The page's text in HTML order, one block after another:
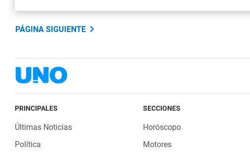
PÁGINA SIGUIENTE
PRINCIPALES
Últimas Noticias
Política
SECCIONES
Horóscopo
Motores